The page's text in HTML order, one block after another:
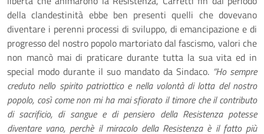
della clandestinità ebbe ben presenti quelli che dovevano
diventare i perenni processi di sviluppo, di emancipazione e di
progresso del nostro popolo martoriato dal fascismo, valori che
non mancò mai di praticare durante tutta la sua vita ed in
special modo durante il suo mandato da Sindaco. “Ho sempre
creduto nello spirito patriottico e nella volontà di lotta del nostro
popolo, così come non mi ha mai sfiorato il timore che il contributo
di sacrificio, di sangue e di pensiero della Resistenza potesse
diventare vano, perchè il miracolo della Resistenza è il fatto più